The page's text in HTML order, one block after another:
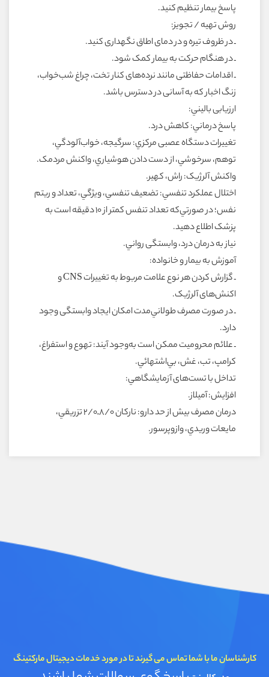
پاسخ بيمار تنظيم کنيد.
روش تهيه / تجويز:
ـ در ظروف تيره و در دماى اطاق نگهدارى کنيد.
ـ در هنگام حرکت به بيمار کمک شود.
ـ اقدامات حفاظتى مانند نرده‌هاى کنار تخت، چراغ شب‌خواب،
زنگ اخبار که به آسانى در دسترس باشد.
ارزيابى باليني:
پاسخ درماني: کاهش درد.
تغييرات دستگاه عصبى مرکزي: سرگيجه، خواب‌آلودگي،
توهم، سرخوشي، از دست دادن هوشياري، واکنش مردمک.
واکنش آلرژيک: راش، کهير.
اختلال عملکرد تنفسي: تضعيف تنفسي، ويژگي، تعداد و ريتم
نفس؛ در صورتي‌که تعداد تنفس کمتر از ۱۰ دقيقه است به
پزشک اطلاع دهيد.
نياز به درمان درد، وابستگى رواني.
آموزش به بيمار و خانواده:
ـ گزارش کردن هر نوع علامت مربوط به تغييرات CNS و
اکنش‌هاى آلرژيک.
ـ در صورت مصرف طولاني‌مدت امکان ايجاد وابستگى وجود
دارد.
ـ علائم محروميت ممکن است به‌وجود آيند: تهوع و استفراغ،
کرامپ، تب، غش، بي‌اشتهائي.
تداخل با تست‌هاى آزمايشگاهي:
افزايش: آميلاز.
درمان مصرف بيش از حد دارو: نارکان ۸/۰ـ۲/۰ تزريقي،
مايعات وريدي، وازوپرسور.
کارشناسان ما با شما تماس می گیرند تا در مورد خدمات دیجیتال مارکتینگ